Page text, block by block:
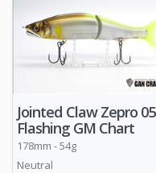
Jointed Claw Zepro 05
Flashing GM Chart
178mm - 54g
Neutral